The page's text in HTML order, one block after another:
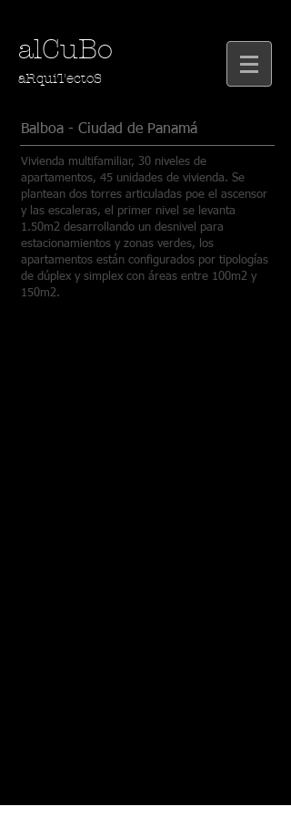
alCuBo
aRquiTectoS
Balboa - Ciudad de Panamá
Vivienda multifamiliar, 30 niveles de
apartamentos, 45 unidades de vivienda. Se
plantean dos torres articuladas poe el ascensor
y las escaleras, el primer nivel se levanta
1.50m2 desarrollando un desnivel para
estacionamientos y zonas verdes, los
apartamentos están configurados por tipologías
de dúplex y simplex con áreas entre 100m2 y
150m2.